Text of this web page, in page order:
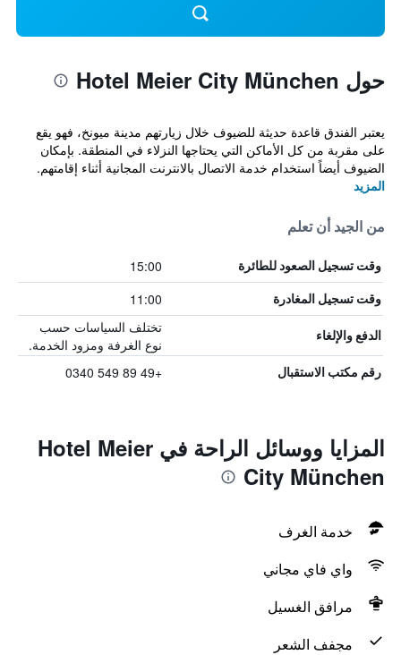
حول Hotel Meier City München
يعتبر الفندق قاعدة حديثة للضيوف خلال زيارتهم مدينة ميونخ، فهو يقع
على مقربة من كل الأماكن التي يحتاجها النزلاء في المنطقة. بإمكان
الضيوف أيضاً استخدام خدمة الاتصال بالانترنت المجانية أثناء إقامتهم.
المزيد
من الجيد أن تعلم
وقت تسجيل الصعود للطائرة 15:00
وقت تسجيل المغادرة 11:00
الدفع والإلغاء
تختلف السياسات حسب
نوع الغرفة ومزود الخدمة.
رقم مكتب الاستقبال +49 89 549 0340
المزايا ووسائل الراحة في Hotel Meier
City München
خدمة الغرف
واي فاي مجاني
مرافق الغسيل
مجفف الشعر